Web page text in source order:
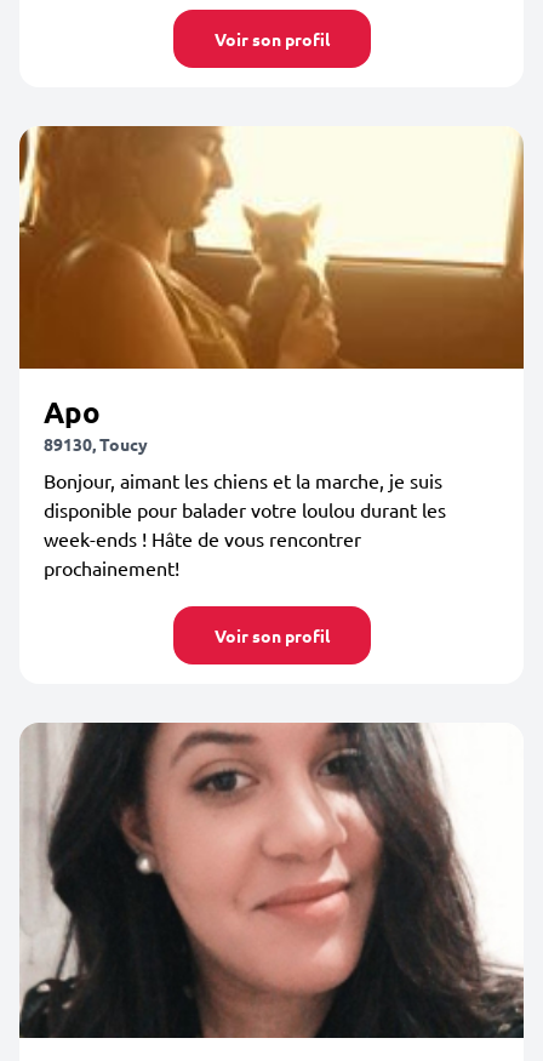
Voir son profil
Apo
89130, Toucy
Bonjour, aimant les chiens et la marche, je suis
disponible pour balader votre loulou durant les
week-ends ! Hâte de vous rencontrer
prochainement!
Voir son profil